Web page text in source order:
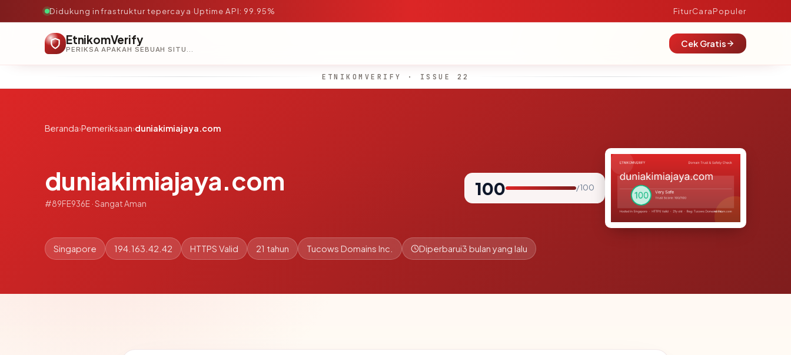
Didukung infrastruktur tepercaya·Uptime API: 99.95% FiturCaraPopuler
EtnikomVerify
PERIKSA APAKAH SEBUAH SITUS AMAN, TEPERCAYA, DAN TERVERIFIKASI DALAM HITUNGAN DETIK.
Cek Gratis
ETNIKOMVERIFY · ISSUE 22
Beranda›Pemeriksaan›duniakimiajaya.com
duniakimiajaya.com
#89FE936E · Sangat Aman
100 / 100
Singapore 194.163.42.42 HTTPS Valid 21 tahun Tucows Domains Inc. Diperbarui3 bulan yang lalu